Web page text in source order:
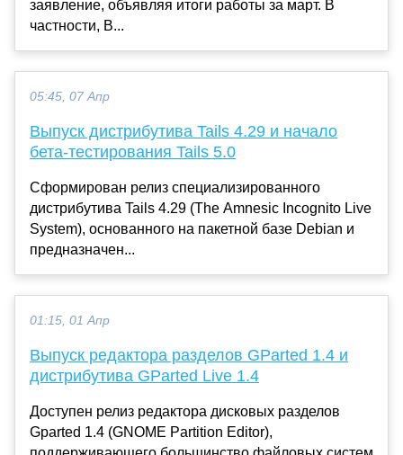
заявление, объявляя итоги работы за март. В
частности, B...
05:45, 07 Апр
Выпуск дистрибутива Tails 4.29 и начало
бета-тестирования Tails 5.0
Сформирован релиз специализированного
дистрибутива Tails 4.29 (The Amnesic Incognito Live
System), основанного на пакетной базе Debian и
предназначен...
01:15, 01 Апр
Выпуск редактора разделов GParted 1.4 и
дистрибутива GParted Live 1.4
Доступен релиз редактора дисковых разделов
Gparted 1.4 (GNOME Partition Editor),